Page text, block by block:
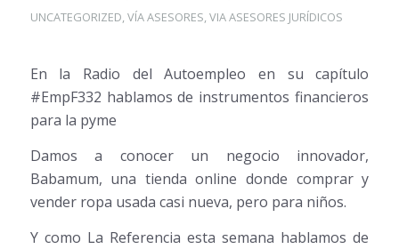
UNCATEGORIZED,VÍA ASESORES,VIA ASESORES JURÍDICOS
En la Radio del Autoempleo en su capítulo
#EmpF332 hablamos de instrumentos financieros
para la pyme
Damos a conocer un negocio innovador,
Babamum, una tienda online donde comprar y
vender ropa usada casi nueva, pero para niños.
Y como La Referencia esta semana hablamos de